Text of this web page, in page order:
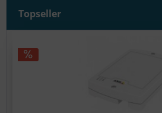
Topseller